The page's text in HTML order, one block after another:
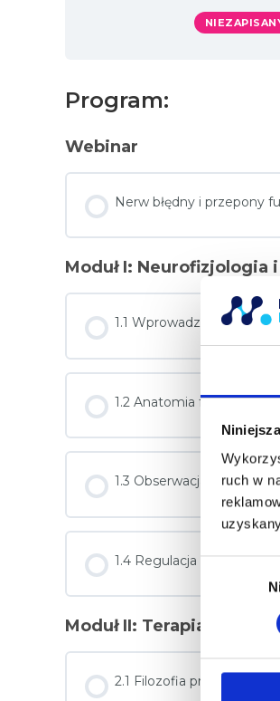
ruch w
ó
r
Program:
Webinar
Nerw błędny i przepony
Moduł I: Neurofizjologia
1.1 Wprowadzenie: czym
1.2 Anatomia
1.3 Obserwacja i badanie
1.4 Regulacja
Moduł II: Terapia
2.1 Filozofia pracy